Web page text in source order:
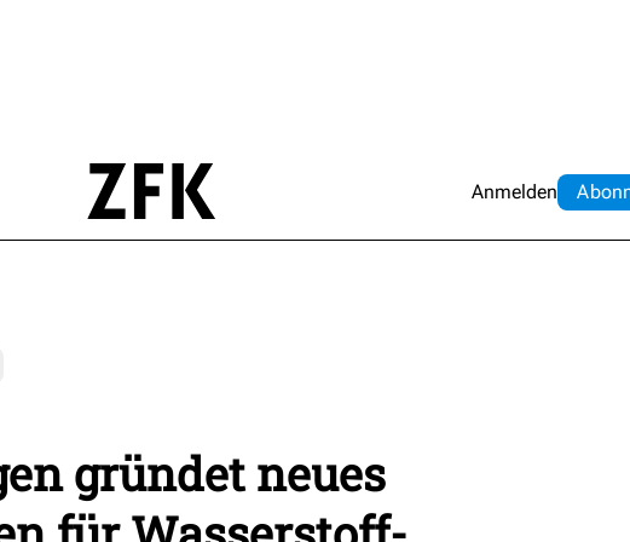
Anmelden Abo
gründet neues